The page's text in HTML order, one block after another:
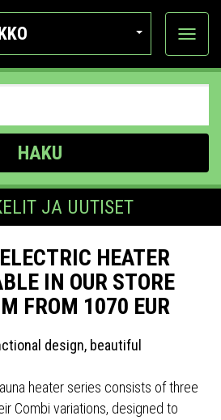
Näytä
HAKU
JA UUTISET
HEATER
IN OUR STORE
FROM 1070 EUR
design, beautiful
heater series consists of three
Combi variations, designed to